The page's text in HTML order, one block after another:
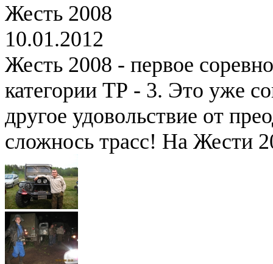
Жесть 2008
10.01.2012
Жесть 2008 - первое
категории ТР - 3. Это уже
другое удовольствие от
сложнось трасс! На Жести